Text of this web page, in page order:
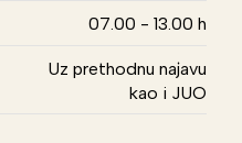
07.00 - 13.00 h
Uz prethodnu najavu
kao i JUO